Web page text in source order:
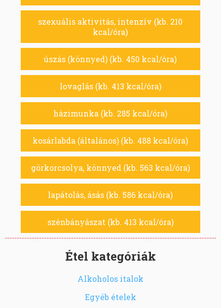
szexuális aktivitás, intenzív (kb. 210
kcal/óra)
úszás (könnyed) (kb. 450 kcal/óra)
lovaglás (kb. 413 kcal/óra)
házimunka (kb. 285 kcal/óra)
kosárlabda (általános) (kb. 488 kcal/óra)
görkorcsolya, könnyed (kb. 563 kcal/óra)
lapátolás, ásás (kb. 586 kcal/óra)
szénbányászat (kb. 413 kcal/óra)
Étel kategóriák
Alkoholos italok
Egyéb ételek